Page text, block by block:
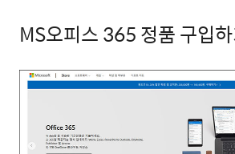
MS오피스 365 정품 구입